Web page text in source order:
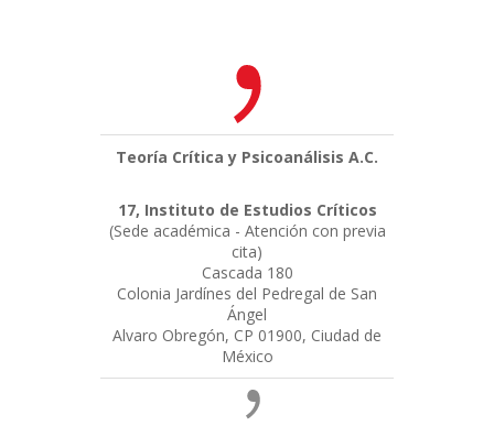
Teoría Crítica y Psicoanálisis A.C.
17, Instituto de Estudios Críticos
(Sede académica - Atención con previa
cita)
Cascada 180
Colonia Jardínes del Pedregal de San
Ángel
Alvaro Obregón, CP 01900, Ciudad de
México